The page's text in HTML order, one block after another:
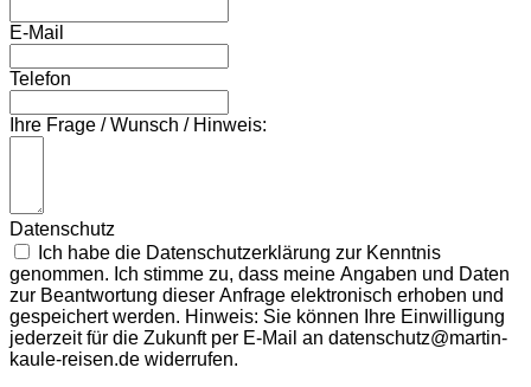
E-Mail
Telefon
Ihre Frage / Wunsch / Hinweis:
Datenschutz
Ich habe die Datenschutzerklärung zur Kenntnis
genommen. Ich stimme zu, dass meine Angaben und Daten
zur Beantwortung dieser Anfrage elektronisch erhoben und
gespeichert werden. Hinweis: Sie können Ihre Einwilligung
jederzeit für die Zukunft per E-Mail an datenschutz@martin-
kaule-reisen.de widerrufen.